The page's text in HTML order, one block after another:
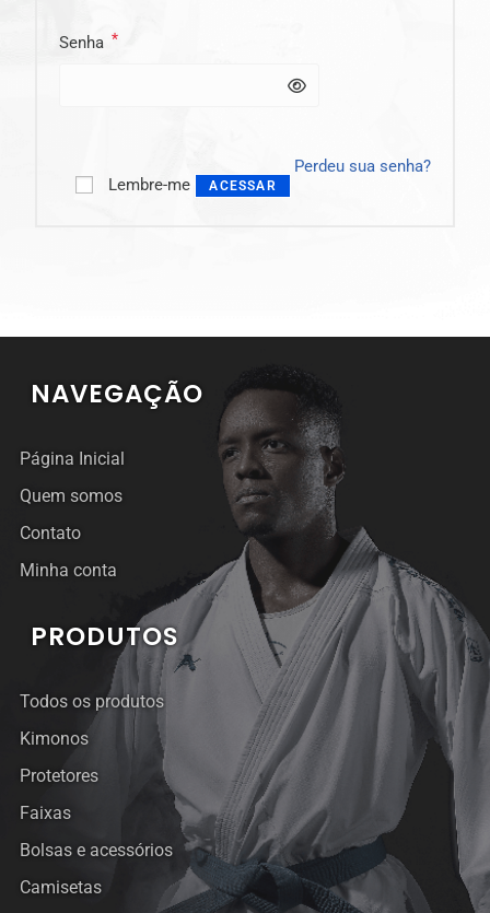
Senha *
Lembre-me ACESSAR
Perdeu sua senha?
NAVEGAÇÃO
Página Inicial
Quem somos
Contato
Minha conta
PRODUTOS
Todos os produtos
Kimonos
Protetores
Faixas
Bolsas e acessórios
Camisetas